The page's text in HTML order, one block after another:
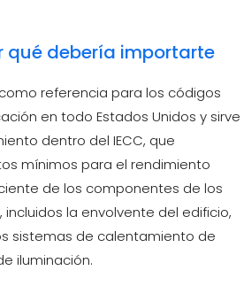
qué debería importarte
como referencia para los códigos
en todo Estados Unidos y sirve
dentro del IECC, que
mínimos para el rendimiento
de los componentes de los
la envolvente del edificio,
sistemas de calentamiento de
iluminación.